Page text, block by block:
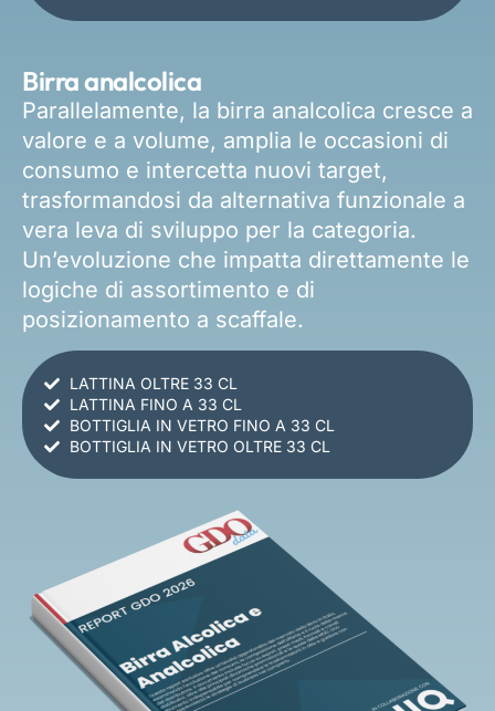
Birra analcolica
Parallelamente, la birra analcolica cresce a
valore e a volume, amplia le occasioni di
consumo e intercetta nuovi target,
trasformandosi da alternativa funzionale a
vera leva di sviluppo per la categoria.
Un’evoluzione che impatta direttamente le
logiche di assortimento e di
posizionamento a scaffale.
LATTINA OLTRE 33 CL
LATTINA FINO A 33 CL
BOTTIGLIA IN VETRO FINO A 33 CL
BOTTIGLIA IN VETRO OLTRE 33 CL